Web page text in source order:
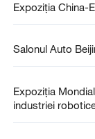
Expoziția China-
Salonul Auto
Expoziția
industriei